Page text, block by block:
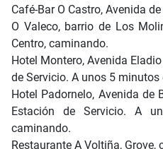
Café-Bar O Castro, Avenida
O Valeco, barrio de Los
Centro, caminando.
Hotel Montero, Avenida
de Servicio. A unos 5
Hotel Padornelo, Avenida de
Estación de Servicio. A
caminando.
Restaurante A Voltiña, Grove,